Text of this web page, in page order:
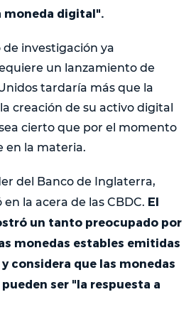
moneda digital".
investigación ya
un lanzamiento de
tardaría más que la
creación de su activo digital
cierto que por el momento
en la materia.
del Banco de Inglaterra,
la acera de las CBDC. El
un tanto preocupado por
monedas estables emitidas
considera que las monedas
ser "la respuesta a